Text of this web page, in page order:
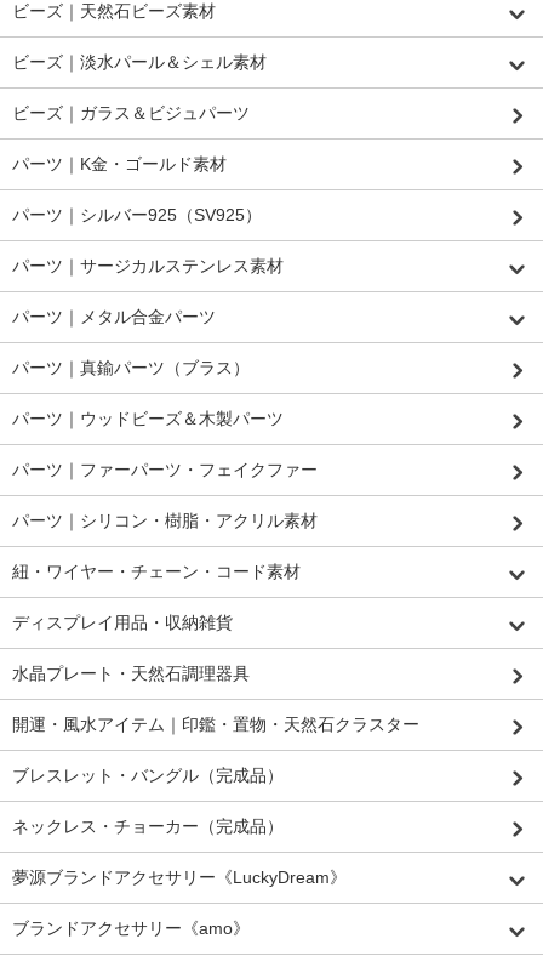
ビーズ｜天然石ビーズ素材
ビーズ｜淡水パール＆シェル素材
ビーズ｜ガラス＆ビジュパーツ
パーツ｜K金・ゴールド素材
パーツ｜シルバー925（SV925）
パーツ｜サージカルステンレス素材
パーツ｜メタル合金パーツ
パーツ｜真鍮パーツ（ブラス）
パーツ｜ウッドビーズ＆木製パーツ
パーツ｜ファーパーツ・フェイクファー
パーツ｜シリコン・樹脂・アクリル素材
紐・ワイヤー・チェーン・コード素材
ディスプレイ用品・収納雑貨
水晶プレート・天然石調理器具
開運・風水アイテム｜印鑑・置物・天然石クラスター
ブレスレット・バングル（完成品）
ネックレス・チョーカー（完成品）
夢源ブランドアクセサリー《LuckyDream》
ブランドアクセサリー《amo》